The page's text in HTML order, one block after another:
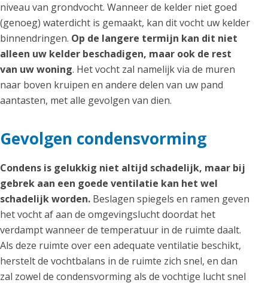
niveau van grondvocht. Wanneer de kelder niet goed
(genoeg) waterdicht is gemaakt, kan dit vocht uw kelder
binnendringen. Op de langere termijn kan dit niet
alleen uw kelder beschadigen, maar ook de rest
van uw woning. Het vocht zal namelijk via de muren
naar boven kruipen en andere delen van uw pand
aantasten, met alle gevolgen van dien.
Gevolgen condensvorming
Condens is gelukkig niet altijd schadelijk, maar bij
gebrek aan een goede ventilatie kan het wel
schadelijk worden. Beslagen spiegels en ramen geven
het vocht af aan de omgevingslucht doordat het
verdampt wanneer de temperatuur in de ruimte daalt.
Als deze ruimte over een adequate ventilatie beschikt,
herstelt de vochtbalans in de ruimte zich snel, en dan
zal zowel de condensvorming als de vochtige lucht snel